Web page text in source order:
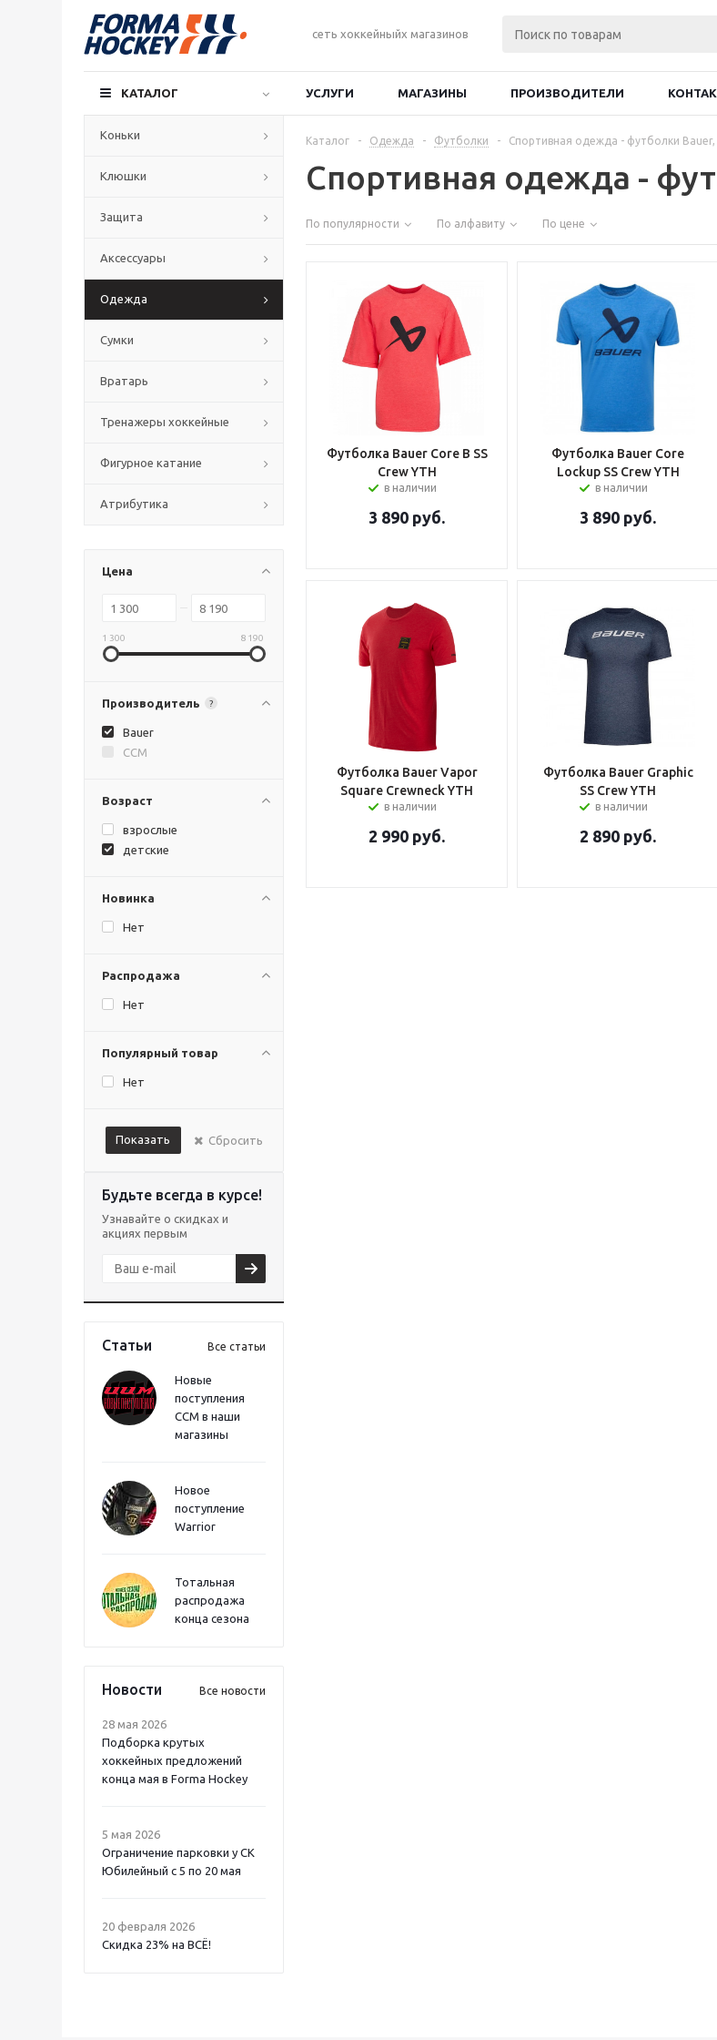
сеть хоккейныйх магазинов
КАТАЛОГ УСЛУГИ МАГАЗИНЫ ПРОИЗВОДИТЕЛИ
Коньки
Клюшки
Защита
Аксессуары
Одежда
Сумки
Вратарь
Тренажеры хоккейные
Фигурное катание
Атрибутика
Цена
1 300 8 190
Производитель ?
Bauer
CCM
Возраст
взрослые
детские
Новинка
Нет
Распродажа
Нет
Популярный товар
Нет
Показать Сбросить
Будьте всегда в курсе!
Узнавайте о скидках и
акциях первым
Статьи Все статьи
Новые
поступления
CCM в наши
магазины
Новое
поступление
Warrior
Тотальная
распродажа
конца сезона
Новости Все новости
28 мая 2026
Подборка крутых
хоккейных предложений
конца мая в Forma Hockey
5 мая 2026
Ограничение парковки у СК
Юбилейный с 5 по 20 мая
20 февраля 2026
Скидка 23% на ВСË!
Каталог - Одежда - Футболки - Спортивная одежда - футболки Bauer,
Спортивная одежда -
По популярности По алфавиту По цене
Футболка Bauer Core B SS
Crew YTH
в наличии
3 890 руб.
Футболка Bauer Core
Lockup SS Crew YTH
в наличии
3 890 руб.
Футболка Bauer Vapor
Square Crewneck YTH
в наличии
2 990 руб.
Футболка Bauer Graphic
SS Crew YTH
в наличии
2 890 руб.